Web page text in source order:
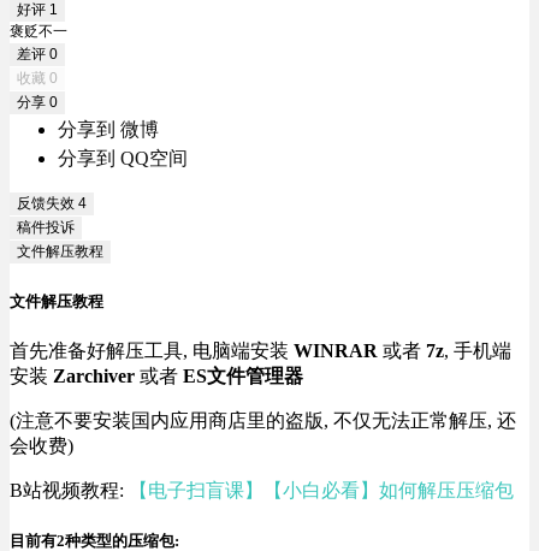
好评 1
褒贬不一
差评 0
收藏 0
分享 0
分享到 微博
分享到 QQ空间
反馈失效 4
稿件投诉
文件解压教程
文件解压教程
首先准备好解压工具, 电脑端安装 WINRAR 或者 7z, 手机端
安装 Zarchiver 或者 ES文件管理器
(注意不要安装国内应用商店里的盗版, 不仅无法正常解压, 还
会收费)
B站视频教程: 【电子扫盲课】【小白必看】如何解压压缩包
目前有2种类型的压缩包: